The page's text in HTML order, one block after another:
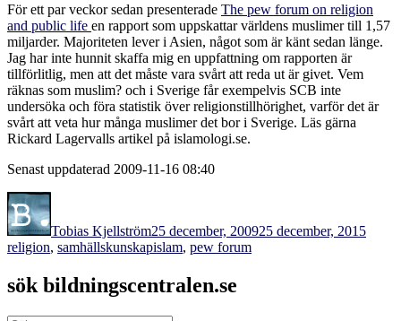
För ett par veckor sedan presenterade The pew forum on religion
and public life en rapport som uppskattar världens muslimer till 1,57
miljarder. Majoriteten lever i Asien, något som är känt sedan länge.
Jag har inte hunnit skaffa mig en uppfattning om rapporten är
tillförlitlig, men att det måste vara svårt att reda ut är givet. Vem
räknas som muslim? och i Sverige får exempelvis SCB inte
undersöka och föra statistik över religionstillhörighet, varför det är
svårt att veta hur många muslimer det bor i Sverige. Läs gärna
Rickard Lagervalls artikel på islamologi.se.
Senast uppdaterad 2009-11-16 08:40
Tobias Kjellström25 december, 200925 december, 2015
religion, samhällskunskapEtiketter
islam, pew forum
sök bildningscentralen.se